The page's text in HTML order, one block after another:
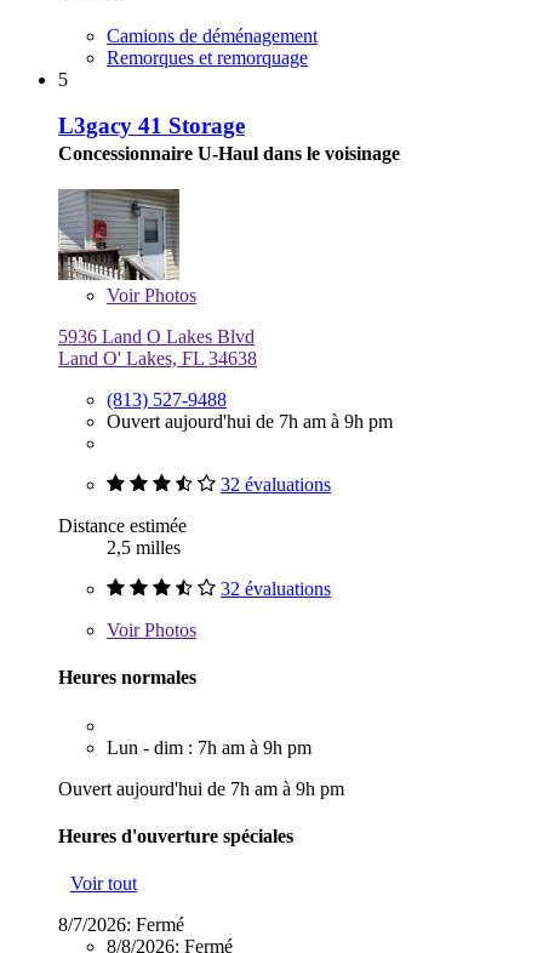
Camions de déménagement
Remorques et remorquage
5
L3gacy 41 Storage
Concessionnaire U-Haul dans le voisinage
VoirPhotos
5936 Land O Lakes Blvd
Land O' Lakes, FL 34638
(813) 527-9488
Ouvert aujourd'hui de 7h am à 9h pm
32 évaluations
Distance estimée
2,5 milles
32 évaluations
VoirPhotos
Heures normales
Lun - dim : 7h am à 9h pm
Ouvert aujourd'hui de 7h am à 9h pm
Heures d'ouverture spéciales
Voir tout
8/7/2026: Fermé
8/8/2026: Fermé